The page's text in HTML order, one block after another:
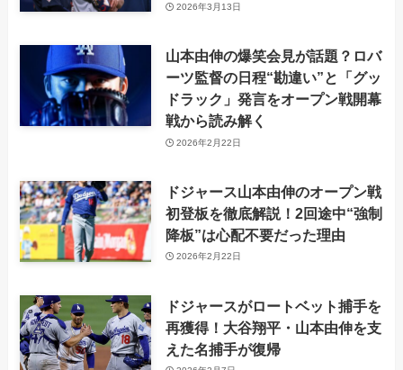
2026年3月13日
山本由伸の爆笑会見が話題？ロバ
ーツ監督の日程“勘違い”と「グッ
ドラック」発言をオープン戦開幕
戦から読み解く
2026年2月22日
ドジャース山本由伸のオープン戦
初登板を徹底解説！2回途中“強制
降板”は心配不要だった理由
2026年2月22日
ドジャースがロートベット捕手を
再獲得！大谷翔平・山本由伸を支
えた名捕手が復帰